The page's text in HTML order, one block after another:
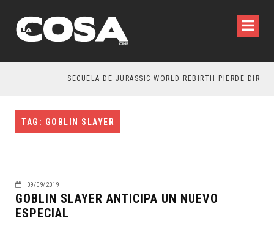
SECUELA DE JURASSIC WORLD REBIRTH PIERDE
TAG: GOBLIN SLAYER
09/09/2019
GOBLIN SLAYER ANTICIPA UN NUEVO
ESPECIAL